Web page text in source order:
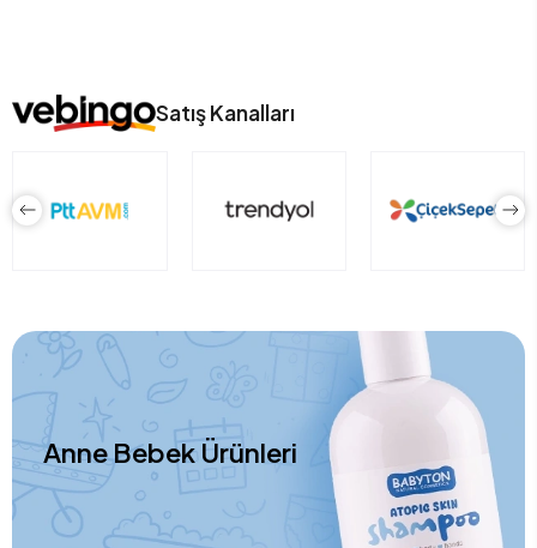
Satış Kanalları
Anne Bebek Ürünleri